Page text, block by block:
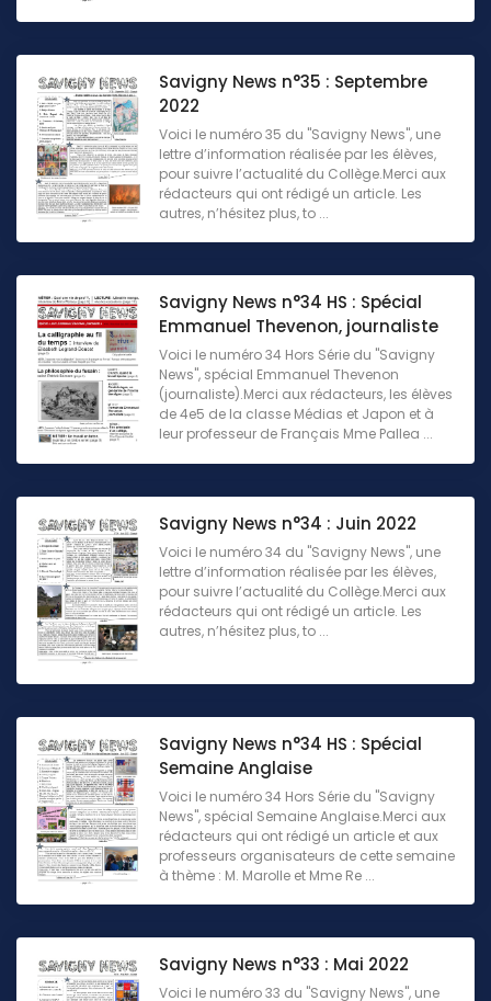
Savigny News n°35 : Septembre
2022
Voici le numéro 35 du "Savigny News", une
lettre d’information réalisée par les élèves,
pour suivre l’actualité du Collège.Merci aux
rédacteurs qui ont rédigé un article. Les
autres, n’hésitez plus, to ...
Savigny News n°34 HS : Spécial
Emmanuel Thevenon, journaliste
Voici le numéro 34 Hors Série du "Savigny
News", spécial Emmanuel Thevenon
(journaliste).Merci aux rédacteurs, les élèves
de 4e5 de la classe Médias et Japon et à
leur professeur de Français Mme Pallea ...
Savigny News n°34 : Juin 2022
Voici le numéro 34 du "Savigny News", une
lettre d’information réalisée par les élèves,
pour suivre l’actualité du Collège.Merci aux
rédacteurs qui ont rédigé un article. Les
autres, n’hésitez plus, to ...
Savigny News n°34 HS : Spécial
Semaine Anglaise
Voici le numéro 34 Hors Série du "Savigny
News", spécial Semaine Anglaise.Merci aux
rédacteurs qui ont rédigé un article et aux
professeurs organisateurs de cette semaine
à thème : M. Marolle et Mme Re ...
Savigny News n°33 : Mai 2022
Voici le numéro 33 du "Savigny News", une